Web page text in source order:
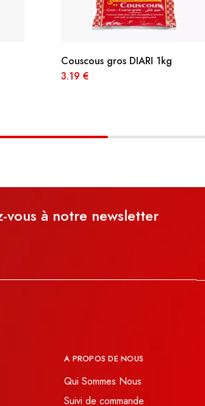
Couscous gros DIARI 1kg
3.19 €
vous à notre newsletter
A PROPOS DE NOUS
Qui Sommes Nous
Suivi de commande